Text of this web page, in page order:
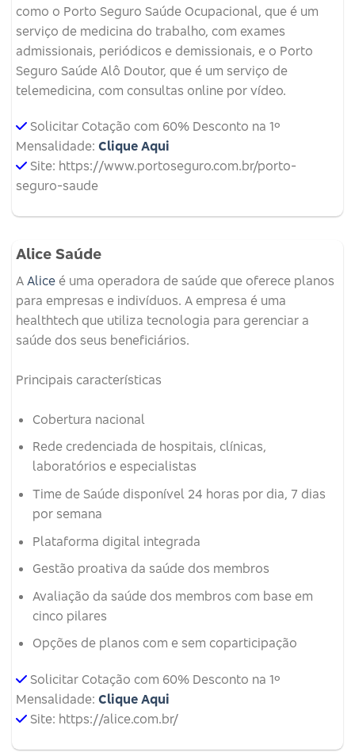
como o Porto Seguro Saúde Ocupacional, que é um
serviço de medicina do trabalho, com exames
admissionais, periódicos e demissionais, e o Porto
Seguro Saúde Alô Doutor, que é um serviço de
telemedicina, com consultas online por vídeo.
Solicitar Cotação com 60% Desconto na 1º
Mensalidade: Clique Aqui
Site: https://www.portoseguro.com.br/porto-
seguro-saude
Alice Saúde
A Alice é uma operadora de saúde que oferece planos
para empresas e indivíduos. A empresa é uma
healthtech que utiliza tecnologia para gerenciar a
saúde dos seus beneficiários.
Principais características
Cobertura nacional
Rede credenciada de hospitais, clínicas,
laboratórios e especialistas
Time de Saúde disponível 24 horas por dia, 7 dias
por semana
Plataforma digital integrada
Gestão proativa da saúde dos membros
Avaliação da saúde dos membros com base em
cinco pilares
Opções de planos com e sem coparticipação
Solicitar Cotação com 60% Desconto na 1º
Mensalidade: Clique Aqui
Site: https://alice.com.br/